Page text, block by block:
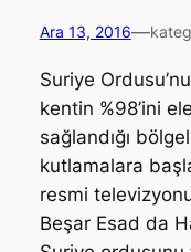
Ara 13, 2016—
Suriye
kentin %98’ini
sağlandığı
kutlamalara
resmi
Beşar Esad da